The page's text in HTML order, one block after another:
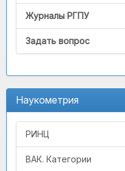
Журналы РГПУ
Задать вопрос
Наукометрия
РИНЦ
ВАК. Категории